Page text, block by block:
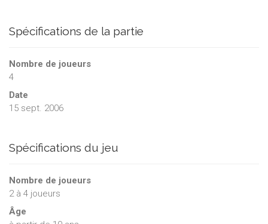
Spécifications de la partie
Nombre de joueurs
4
Date
15 sept. 2006
Spécifications du jeu
Nombre de joueurs
2à 4 joueurs
Âge